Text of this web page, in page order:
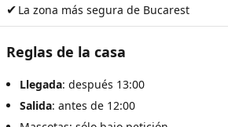
✔ La zona más segura de Bucarest
Reglas de la casa
Llegada: después 13:00
Salida: antes de 12:00